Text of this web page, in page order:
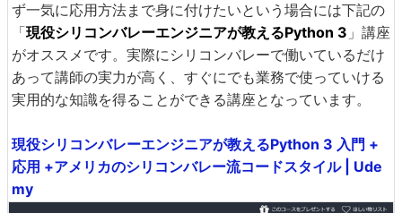
ず一気に応用方法まで身に付けたいという場合には下記の
「現役シリコンバレーエンジニアが教えるPython 3 」講座
がオススメです。実際にシリコンバレーで働いているだけ
あって講師の実力が高く、すぐにでも業務で使っていける
実用的な知識を得ることができる講座となっています。
現役シリコンバレーエンジニアが教えるPython 3 入門 +
応用 +アメリカのシリコンバレー流コードスタイル | Ude
my